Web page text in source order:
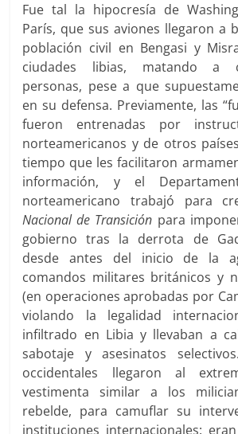
Fue tal la hipocresía de
París, que sus aviones llegaron a
población civil en Bengasi y
ciudades libias, matando a
personas, pese a que
en su defensa. Previamente, las
fueron entrenadas por
norteamericanos y de otros
tiempo que les facilitaron
información, y el
norteamericano trabajó para
Nacional de Transición para
gobierno tras la derrota de
desde antes del inicio de la
comandos militares británicos y
(en operaciones aprobadas por
violando la legalidad
infiltrado en Libia y llevaban a
sabotaje y asesinatos
occidentales llegaron al
vestimenta similar a los
rebelde, para camuflar su
instituciones internacionales: